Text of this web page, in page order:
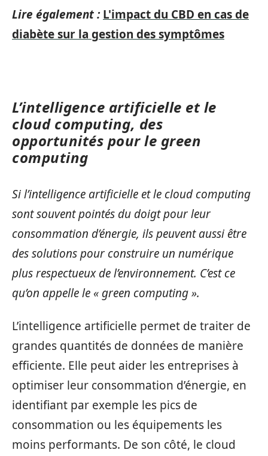
Lire également : L'impact du CBD en cas de
diabète sur la gestion des symptômes
L’intelligence artificielle et le
cloud computing, des
opportunités pour le green
computing
Si l’intelligence artificielle et le cloud computing
sont souvent pointés du doigt pour leur
consommation d’énergie, ils peuvent aussi être
des solutions pour construire un numérique
plus respectueux de l’environnement. C’est ce
qu’on appelle le « green computing ».
L’intelligence artificielle permet de traiter de
grandes quantités de données de manière
efficiente. Elle peut aider les entreprises à
optimiser leur consommation d’énergie, en
identifiant par exemple les pics de
consommation ou les équipements les
moins performants. De son côté, le cloud